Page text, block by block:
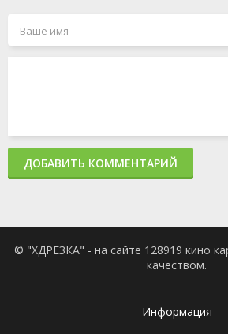
ДОБАВИТЬ КОММЕНТАРИЙ
© "ХДРЕЗКА" - на сайте 128919 кино
качеством.
Информация